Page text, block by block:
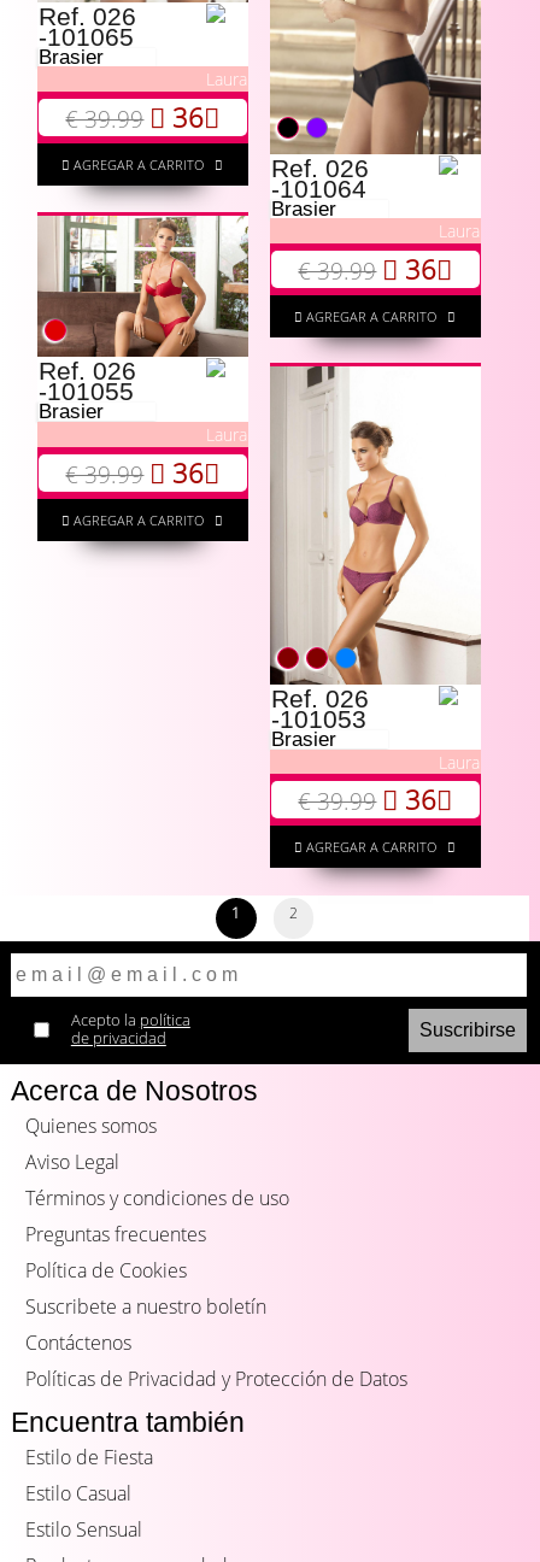
Ref. 026
-101065
Brasier
Laura
€ 39.99 36
AGREGAR A CARRITO Ref. 026
-101064
Brasier
Laura
€ 39.99 36
AGREGAR A CARRITO
Ref. 026
-101055
Brasier
Laura
€ 39.99 36
AGREGAR A CARRITO
Ref. 026
-101053
Brasier
Laura
€ 39.99 36
AGREGAR A CARRITO
1 2
Acepto la política
de privacidad
Acerca de Nosotros
Quienes somos
Aviso Legal
Términos y condiciones de uso
Preguntas frecuentes
Política de Cookies
Suscribete a nuestro boletín
Contáctenos
Políticas de Privacidad y Protección de Datos
Encuentra también
Estilo de Fiesta
Estilo Casual
Estilo Sensual